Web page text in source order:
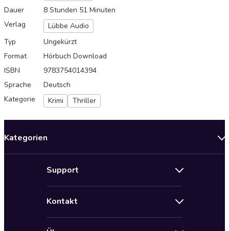
Dauer
8 Stunden 51 Minuten
Verlag
Lübbe Audio
Typ
Ungekürzt
Format
Hörbuch Download
ISBN
9783754014394
Sprache
Deutsch
Kategorie
Krimi Thriller
Kategorien
Support
AGB für Audioteka Abo
Kontakt